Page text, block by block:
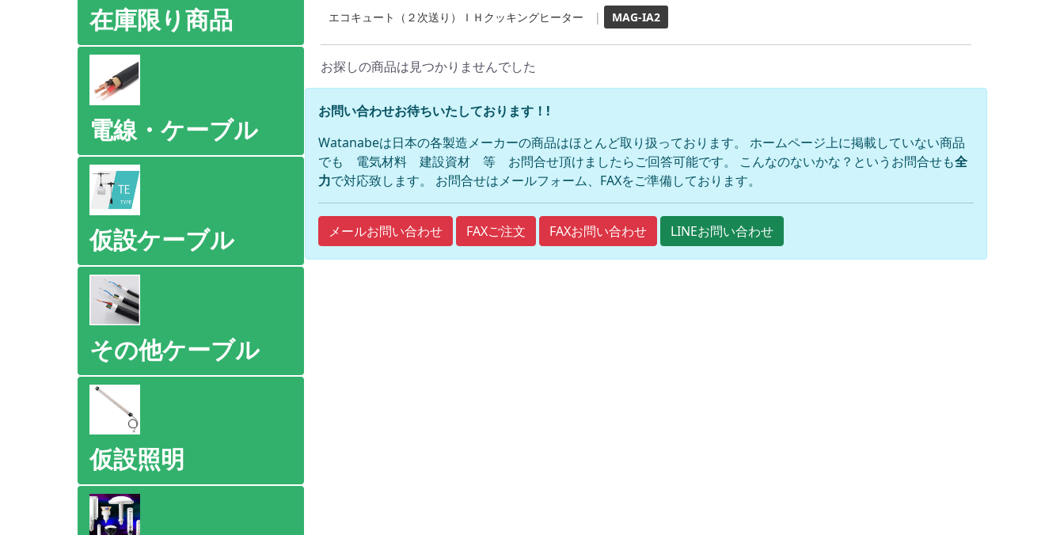
在庫限り商品
電線・ケーブル
仮設ケーブル
その他ケーブル
仮設照明
エコキュート（２次送り）ＩＨクッキングヒーター
| MAG-IA2
お探しの商品は見つかりませんでした
お問い合わせお待ちいたしております！!
Watanabeは日本の各製造メーカーの商品はほとんど取り扱っております。 ホームページ上に掲載していない商品
でも 電気材料 建設資材 等 お問合せ頂けましたらご回答可能です。 こんなのないかな？というお問合せも全
力で対応致します。 お問合せはメールフォーム、FAXをご準備しております。
メールお問い合わせ FAXご注文 FAXお問い合わせ LINEお問い合わせ